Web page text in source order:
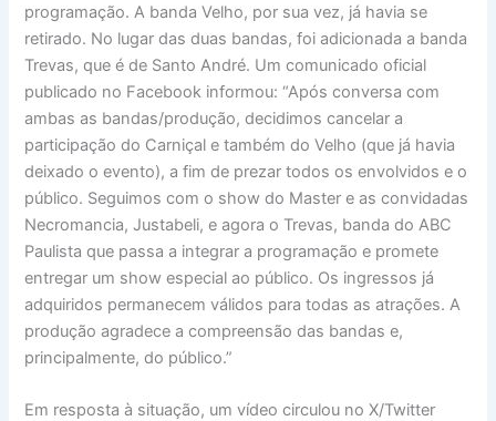
programação. A banda Velho, por sua vez, já havia se
retirado. No lugar das duas bandas, foi adicionada a banda
Trevas, que é de Santo André. Um comunicado oficial
publicado no Facebook informou: “Após conversa com
ambas as bandas/produção, decidimos cancelar a
participação do Carniçal e também do Velho (que já havia
deixado o evento), a fim de prezar todos os envolvidos e o
público. Seguimos com o show do Master e as convidadas
Necromancia, Justabeli, e agora o Trevas, banda do ABC
Paulista que passa a integrar a programação e promete
entregar um show especial ao público. Os ingressos já
adquiridos permanecem válidos para todas as atrações. A
produção agradece a compreensão das bandas e,
principalmente, do público.”
Em resposta à situação, um vídeo circulou no X/Twitter